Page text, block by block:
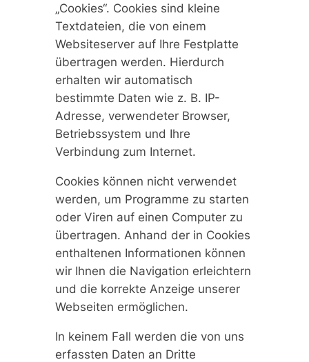
„Cookies“. Cookies sind kleine
Textdateien, die von einem
Websiteserver auf Ihre Festplatte
übertragen werden. Hierdurch
erhalten wir automatisch
bestimmte Daten wie z. B. IP-
Adresse, verwendeter Browser,
Betriebssystem und Ihre
Verbindung zum Internet.
Cookies können nicht verwendet
werden, um Programme zu starten
oder Viren auf einen Computer zu
übertragen. Anhand der in Cookies
enthaltenen Informationen können
wir Ihnen die Navigation erleichtern
und die korrekte Anzeige unserer
Webseiten ermöglichen.
In keinem Fall werden die von uns
erfassten Daten an Dritte